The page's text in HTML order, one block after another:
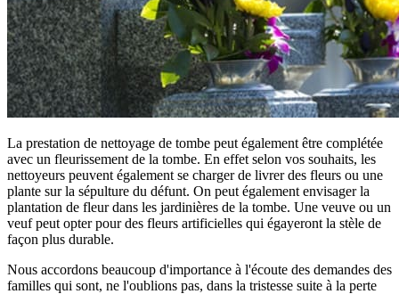
La prestation de nettoyage de tombe peut également être complétée
avec un fleurissement de la tombe. En effet selon vos souhaits, les
nettoyeurs peuvent également se charger de livrer des fleurs ou une
plante sur la sépulture du défunt. On peut également envisager la
plantation de fleur dans les jardinières de la tombe. Une veuve ou un
veuf peut opter pour des fleurs artificielles qui égayeront la stèle de
façon plus durable.
Nous accordons beaucoup d'importance à l'écoute des demandes des
familles qui sont, ne l'oublions pas, dans la tristesse suite à la perte